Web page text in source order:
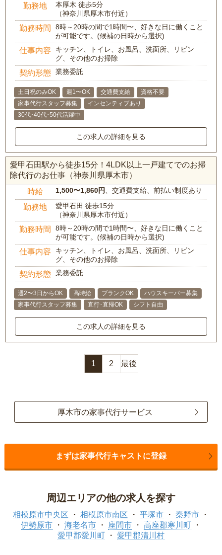
勤務地
本厚木 徒歩5分
（神奈川県厚木市付近）
勤務時間
8時～20時の間で1時間〜、好きな日に働くこと
が可能です。(候補の日時から選択)
仕事内容
キッチン、トイレ、お風呂、洗面所、リビン
グ、その他のお掃除
契約形態 業務委託
土日祝のみOK 週1〜OK 交通費支給
資格不要
家事代行スタッフ募集
インセンティブあり
30代･40代･50代活躍中
この求人の詳細を見る
愛甲石田駅から徒歩15分！4LDK以上一戸建てでのお掃
除代行のお仕事（神奈川県厚木市）
時給 1,500〜1,860円、交通費支給、前払い制度あり
勤務地
愛甲石田 徒歩15分
（神奈川県厚木市付近）
勤務時間
8時～20時の間で1時間〜、好きな日に働くこと
が可能です。(候補の日時から選択)
仕事内容
キッチン、トイレ、お風呂、洗面所、リビン
グ、その他のお掃除
契約形態 業務委託
週2〜3日からOK 高時給 ブランクOK
ハウスキーパー募集
家事代行スタッフ募集
直行･直帰OK シフト自由
この求人の詳細を見る
1 2 最後
厚木市の家事代行サービス
まずは家事代行キャストに登録
周辺エリアの他の求人を探す
相模原市中央区 相模原市南区 平塚市
秦野市
伊勢原市
海老名市 座間市
高座郡寒川町
愛甲郡愛川町
愛甲郡清川村